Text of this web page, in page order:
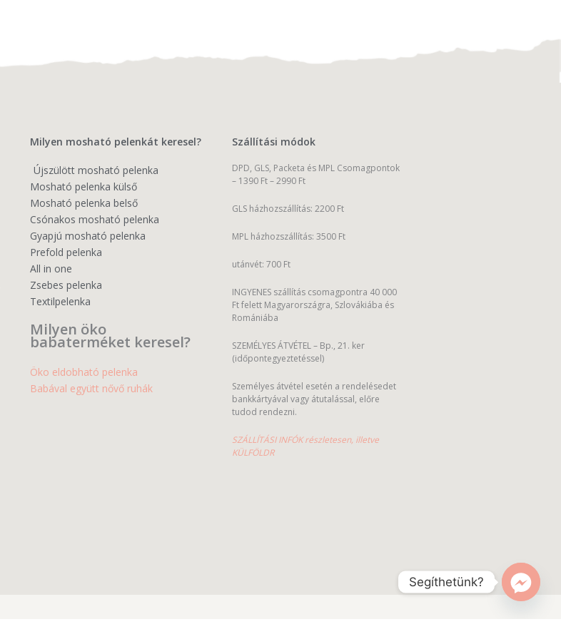
Milyen mosható pelenkát keresel?
Újszülött mosható pelenka
Mosható pelenka külső
Mosható pelenka belső
Csónakos mosható pelenka
Gyapjú mosható pelenka
Prefold pelenka
All in one
Zsebes pelenka
Textilpelenka
Milyen öko
babaterméket keresel?
Öko eldobható pelenka
Babával együtt nővő ruhák
Szállítási módok
DPD, GLS, Packeta és MPL Csomagpontok
– 1390 Ft – 2990 Ft
GLS házhozszállítás: 2200 Ft
MPL házhozszállítás: 3500 Ft
utánvét: 700 Ft
INGYENES szállítás csomagpontra 40 000
Ft felett Magyarországra, Szlovákiába és
Romániába
SZEMÉLYES ÁTVÉTEL – Bp., 21. ker
(időpontegyeztetéssel)
Személyes átvétel esetén a rendelésedet
bankkártyával vagy átutalással, előre
tudod rendezni.
SZÁLLÍTÁSI INFÓK részletesen, illetve
KÜLFÖLDR
Segíthetünk?